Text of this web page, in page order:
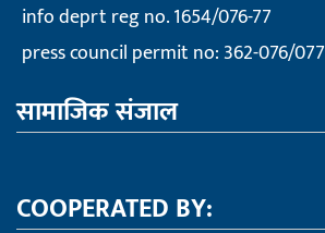
info deprt reg no. 1654/076-77
press council permit no: 362-076/077
सामाजिक संजाल
COOPERATED BY: